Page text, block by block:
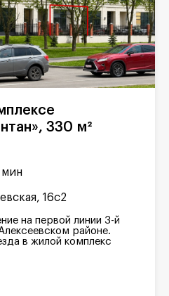
330 м²
мин
16с2
на первой линии 3-й
районе.
в жилой комплекс